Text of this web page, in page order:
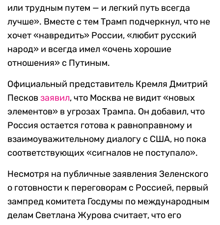
или трудным путем — и легкий путь всегда
лучше». Вместе с тем Трамп подчеркнул, что не
хочет «навредить» России, «любит русский
народ» и всегда имел «очень хорошие
отношения» с Путиным.
Официальный представитель Кремля Дмитрий
Песков заявил, что Москва не видит «новых
элементов» в угрозах Трампа. Он добавил, что
Россия остается готова к равноправному и
взаимоуважительному диалогу с США, но пока
соответствующих «сигналов не поступало».
Несмотря на публичные заявления Зеленского
о готовности к переговорам с Россией, первый
зампред комитета Госдумы по международным
делам Светлана Журова считает, что его